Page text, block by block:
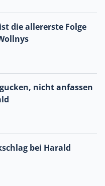
die allererste Folge
nicht anfassen
bei Harald